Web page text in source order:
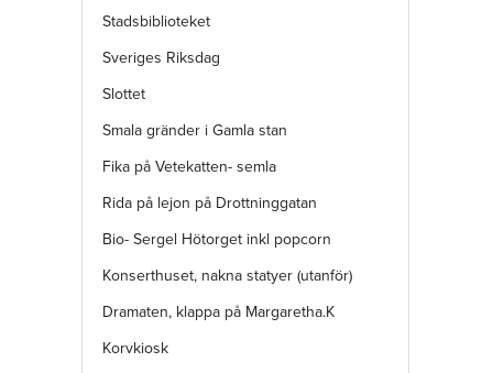
Stadsbiblioteket
Sveriges Riksdag
Slottet
Smala gränder i Gamla stan
Fika på Vetekatten- semla
Rida på lejon på Drottninggatan
Bio- Sergel Hötorget inkl popcorn
Konserthuset, nakna statyer (utanför)
Dramaten, klappa på Margaretha.K
Korvkiosk